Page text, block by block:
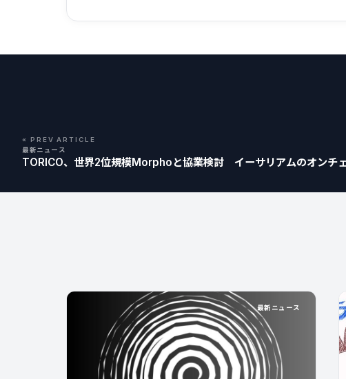
« PREV ARTICLE
最新ニュース
TORICO、世界2位規模Morphoと協業検討 イーサリアムのオンチ
最新ニュース